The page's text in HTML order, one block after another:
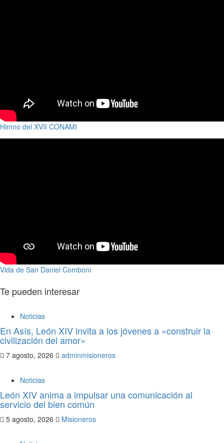
Himno del XVII CONAMI
Vida de San Daniel Comboni
Te pueden interesar
Noticias
En Asís, León XIV invita a los jóvenes a «construir la
civilización del amor»
7 agosto, 2026 adminmisioneros
Noticias
León XIV anima a impulsar una comunicación al
servicio del bien común
5 agosto, 2026 Misioneros